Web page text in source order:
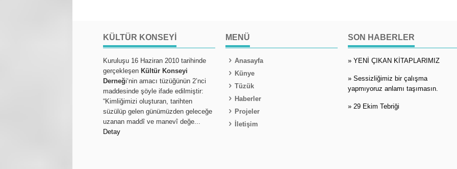
KÜLTÜR KONSEYI
Kuruluşu 16 Haziran 2010 tarihinde
gerçekleşen Kültür Konseyi
Derneği‘nin amacı tüzüğünün 2’nci
maddesinde şöyle ifade edilmiştir:
“Kimliğimizi oluşturan, tarihten
süzülüp gelen günümüzden geleceğe
uzanan maddî ve manevî değe...
Detay
MENÜ
Anasayfa
Künye
Tüzük
Haberler
Projeler
İletişim
SON HABERLER
» YENİ ÇIKAN KİTAPLARIMIZ
» Sessizliğimiz bir çalışma
yapmıyoruz anlamı taşımasın.
» 29 Ekim Tebriği